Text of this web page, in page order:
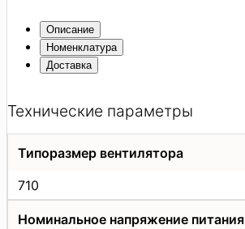
Описание
Номенклатура
Доставка
Технические параметры
Типоразмер вентилятора
710
Номинальное напряжение питания